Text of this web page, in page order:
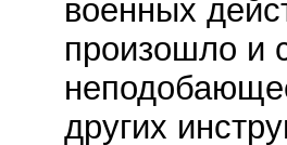
военных
произошло и
других